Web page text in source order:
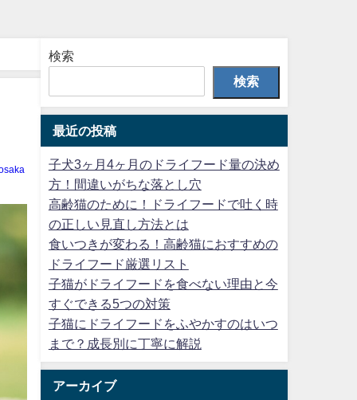
検索
検索
最近の投稿
子犬3ヶ月4ヶ月のドライフード量の決め
方！間違いがちな落とし穴
高齢猫のために！ドライフードで吐く時
の正しい見直し方法とは
食いつきが変わる！高齢猫におすすめの
ドライフード厳選リスト
子猫がドライフードを食べない理由と今
すぐできる5つの対策
子猫にドライフードをふやかすのはいつ
まで？成長別に丁寧に解説
アーカイブ